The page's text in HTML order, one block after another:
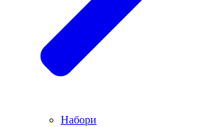
Набори